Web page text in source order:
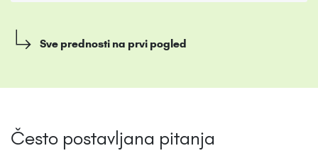
Sve prednosti na prvi pogled
Često postavljana pitanja